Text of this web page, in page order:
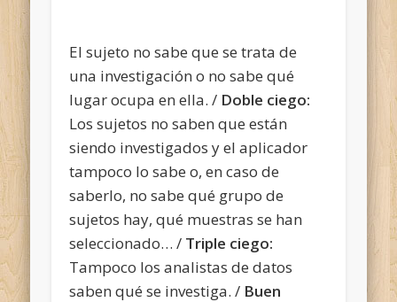
El sujeto no sabe que se trata de
una investigación o no sabe qué
lugar ocupa en ella. / Doble ciego:
Los sujetos no saben que están
siendo investigados y el aplicador
tampoco lo sabe o, en caso de
saberlo, no sabe qué grupo de
sujetos hay, qué muestras se han
seleccionado… / Triple ciego:
Tampoco los analistas de datos
saben qué se investiga. / Buen